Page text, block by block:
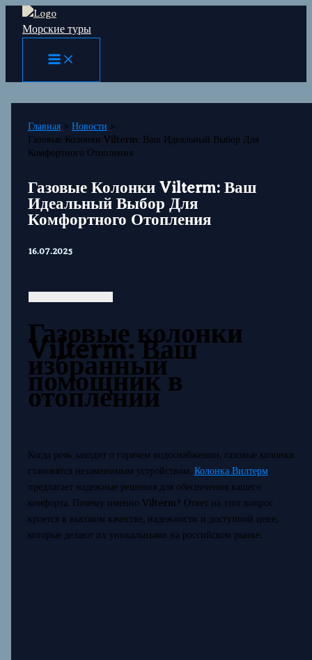
Перейти
Морские туры
Главная
Новости
Газовые Колонки Vilterm: Ваш Идеальный Выбор Для
Комфортного Отопления
Газовые Колонки Vilterm: Ваш
Идеальный Выбор Для
Комфортного Отопления
16.07.2025
Газовые колонки
Vilterm: Ваш
избранный
помощник в
отоплении
Когда речь заходит о горячем водоснабжении, газовые колонки
становятся незаменимым устройством. Колонка Вилтерм
предлагает надежные решения для обеспечения вашего
комфорта. Почему именно Vilterm? Ответ на этот вопрос
кроется в высоком качестве, надежности и доступной цене,
которые делают их уникальными на российском рынке.